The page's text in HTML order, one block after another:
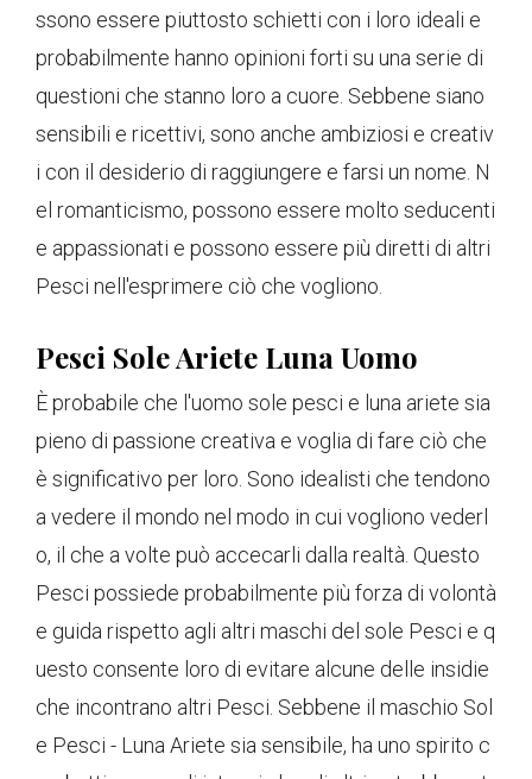
ssono essere piuttosto schietti con i loro ideali e
probabilmente hanno opinioni forti su una serie di
questioni che stanno loro a cuore. Sebbene siano
sensibili e ricettivi, sono anche ambiziosi e creativ
i con il desiderio di raggiungere e farsi un nome. N
el romanticismo, possono essere molto seducenti
e appassionati e possono essere più diretti di altri
Pesci nell'esprimere ciò che vogliono.
Pesci Sole Ariete Luna Uomo
È probabile che l'uomo sole pesci e luna ariete sia
pieno di passione creativa e voglia di fare ciò che
è significativo per loro. Sono idealisti che tendono
a vedere il mondo nel modo in cui vogliono vederl
o, il che a volte può accecarli dalla realtà. Questo
Pesci possiede probabilmente più forza di volontà
e guida rispetto agli altri maschi del sole Pesci e q
uesto consente loro di evitare alcune delle insidie ​​
che incontrano altri Pesci. Sebbene il maschio Sol
e Pesci - Luna Ariete sia sensibile, ha uno spirito c